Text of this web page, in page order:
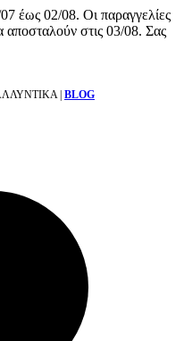
έως 02/08. Οι παραγγελίες
αποσταλούν στις 03/08. Σας
| BLOG